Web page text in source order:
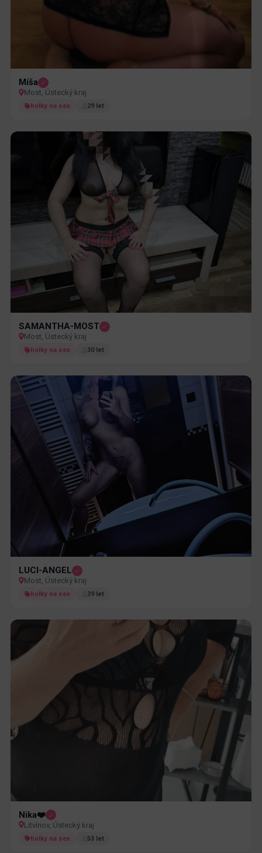
Míša
Most, Ústecký kraj
holky na sex 29 let
SAMANTHA-MOST
Most, Ústecký kraj
holky na sex 30 let
LUCI-ANGEL
Most, Ústecký kraj
holky na sex 39 let
Nika❤️
Litvínov, Ústecký kraj
holky na sex 53 let